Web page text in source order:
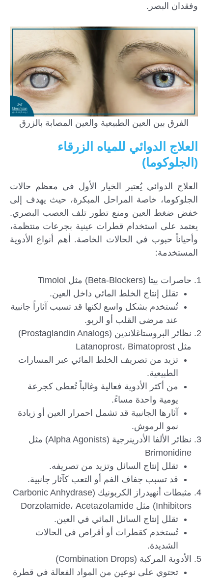
وفقدان البصر.
الفرق بين العين الطبيعية والعين المصابة بالزرق
العلاج الدوائي للمياه الزرقاء
(الجلوكوما)
العلاج الدوائي يُعتبر الخيار الأول في معظم حالات
الجلوكوما، خاصة المراحل المبكرة، حيث يهدف إلى
خفض ضغط العين ومنع تطور تلف العصب البصري.
يعتمد على استخدام قطرات عينية بجرعات منتظمة،
وأحياناً حبوب في الحالات الخاصة. أهم أنواع الأدوية
المستخدمة:
حاصرات بيتا (Beta-Blockers) مثل Timolol
تقلل إنتاج الخلط المائي داخل العين.
تُستخدم بشكل واسع لكنها قد تسبب آثاراً جانبية
عند مرضى القلب أو الربو.
نظائر البروستاغلاندين (Prostaglandin Analogs)
مثل Latanoprost، Bimatoprost
تزيد من تصريف الخلط المائي عبر المسارات
الطبيعية.
من أكثر الأدوية فعالية وغالباً تُعطى كجرعة
يومية واحدة مساءً.
آثارها الجانبية قد تشمل احمرار العين أو زيادة
نمو الرموش.
نظائر الألفا الأدرينرجية (Alpha Agonists) مثل
Brimonidine
تقلل إنتاج السائل وتزيد من تصريفه.
قد تسبب جفاف الفم أو التعب كآثار جانبية.
مثبطات أنهيدراز الكربونيك (Carbonic Anhydrase
Inhibitors) مثل Dorzolamide، Acetazolamide
تقلل إنتاج السائل المائي في العين.
تُستخدم كقطرات أو أقراص في الحالات
الشديدة.
الأدوية المركبة (Combination Drops)
تحتوي على نوعين من المواد الفعالة في قطرة